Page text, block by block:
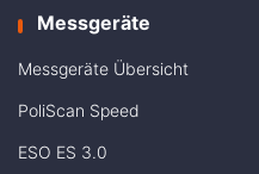
Messgeräte
Messgeräte Übersicht
PoliScan Speed
ESO ES 3.0